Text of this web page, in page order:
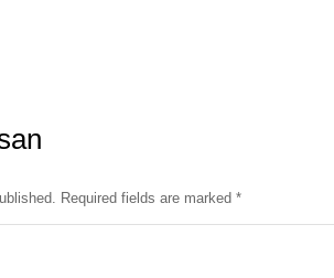
Required fields are marked *